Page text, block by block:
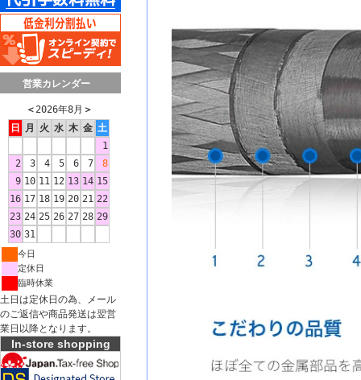
営業カレンダー
＜ 2026年8月 ＞
日
月 火 水 木 金 土
1
2
3 4 5 6 7
8
9 10 11 12 13 14 15
16 17 18 19 20 21 22
23 24 25 26 27 28 29
30 31
今日
定休日
臨時休業
土日は定休日の為、メール
のご返信や商品発送は翌営
業日以降となります。
In-store shopping